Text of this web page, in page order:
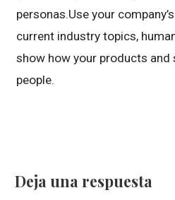
personas.Use your
current industry topics,
show how your products and
people.
Deja una respuesta